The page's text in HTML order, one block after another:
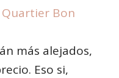
Bon
más alejados,
Eso si,